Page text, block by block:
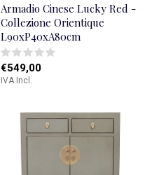
Armadio Cinese Lucky Red -
Collezione Orientique
L90xP40xA80cm
€549,00
IVA Incl.